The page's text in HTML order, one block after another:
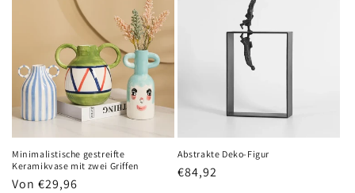
Minimalistische gestreifte
Keramikvase mit zwei Griffen
Normaler
Von €29,96
Abstrakte Deko-Figur
Normaler
€84,92